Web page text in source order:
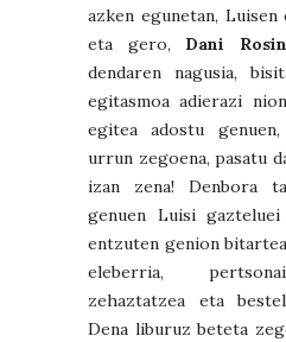
azken egunetan,
eta gero, Dani
dendaren nagusia,
egitasmoa adierazi
egitea adostu
urrun zegoena, pasatu
izan zena! Denbora
genuen Luisi
entzuten genion
eleberria,
zehaztatzea eta
Dena liburuz beteta